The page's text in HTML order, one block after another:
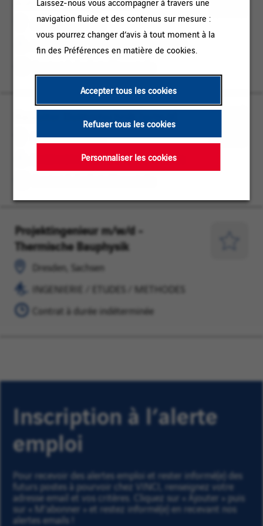
navigation fluide et des contenus sur mesure :
vous pourrez changer d’avis à tout moment à la
fin des Préférences en matière de cookies.
Accepter tous les cookies
Refuser tous les cookies
Personnaliser les cookies
Dresden, Sachsen
INGENIERIE / ETUDES / METHODES
ETUDES
METHODES
Bauleiter Elektrotechnik (w/m/d)
Dresden, Sachsen
INGENIERIE / ETUDES / METHODES
ETUDES
Projektingenieur m/w/d -
Thermische Bauphysik
Dresden, Sachsen
Dresden,
Sachsen
INGENIERIE / ETUDES / METHODES
INGENIERIE
/
ETUDES
/
METHODES
Contrat à durée indéterminée
Inscription à l’alerte
emploi
Pour recevoir des alertes emploi et rester informé(e) des
futurs postes à pourvoir chez VINCI, renseignez votre
adresse email et vos critères. Cliquez sur « Ajouter » puis
sur « M'abonner » et restez informé(e) en recevant nos
alertes emails !